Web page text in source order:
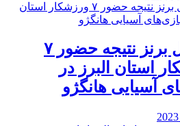
۲ مدال برنز نتیجه حضور ۷
استان البرز در
آسیایی هانگژو